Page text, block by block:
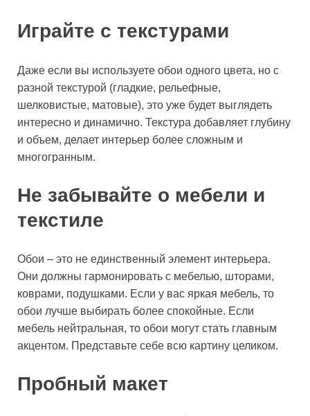
Играйте с текстурами
Даже если вы используете обои одного цвета, но с
разной текстурой (гладкие, рельефные,
шелковистые, матовые), это уже будет выглядеть
интересно и динамично. Текстура добавляет глубину
и объем, делает интерьер более сложным и
многогранным.
Не забывайте о мебели и
текстиле
Обои – это не единственный элемент интерьера.
Они должны гармонировать с мебелью, шторами,
коврами, подушками. Если у вас яркая мебель, то
обои лучше выбирать более спокойные. Если
мебель нейтральная, то обои могут стать главным
акцентом. Представьте себе всю картину целиком.
Пробный макет